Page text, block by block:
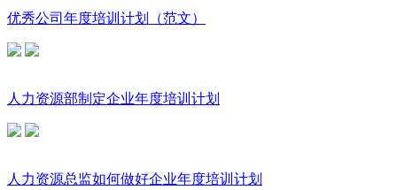
优秀公司年度培训计划（范文）
人力资源部制定企业年度培训计划
人力资源总监如何做好企业年度培训计划